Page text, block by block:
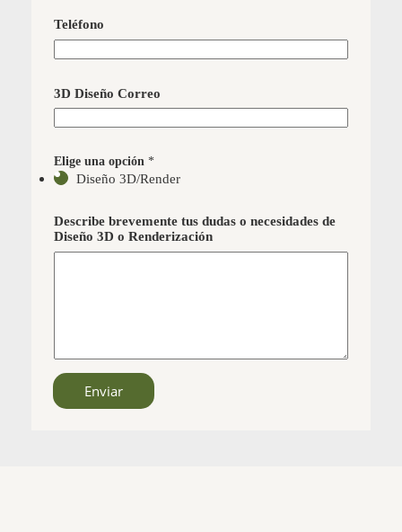
Teléfono
3D Diseño Correo
Elige una opción *
Diseño 3D/Render
Describe brevemente tus dudas o necesidades de
Diseño 3D o Renderización
Enviar